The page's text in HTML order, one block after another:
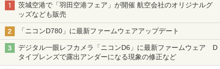
茨城空港で「羽田空港フェア」が開催 航空会社のオリジナルグ
ッズなども販売
「ニコンD780」に最新ファームウェアアップデート
デジタル一眼レフカメラ「ニコンD6」に最新ファームウェア D
タイプレンズで露出アンダーになる現象の修正など